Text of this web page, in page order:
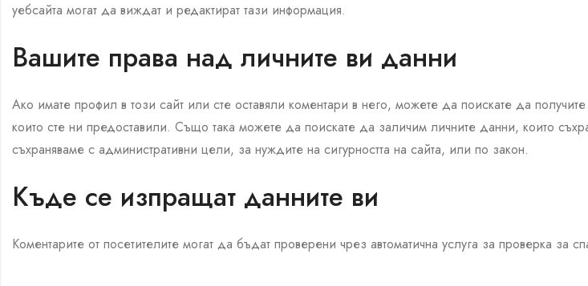
уебсайта могат да виждат и редактират тази информация.
Вашите права над личните ви данни
Ако имате профил в този сайт или сте оставяли коментари в него, можете да поискате да
които сте ни предоставили. Също така можете да поискате да заличим личните данни, които
съхраняваме с административни цели, за нуждите на сигурността на сайта, или по закон.
Къде се изпращат данните ви
Коментарите от посетителите могат да бъдат проверени чрез автоматична услуга за проверка за